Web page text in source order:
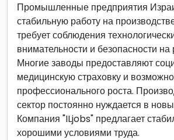
Промышленные предприятия
стабильную работу на
требует соблюдения
внимательности и безопасности
Многие заводы предоставляют
медицинскую страховку и
профессионального роста.
сектор постоянно нуждается в
Компания "ILjobs" предлагает
хорошими условиями труда.